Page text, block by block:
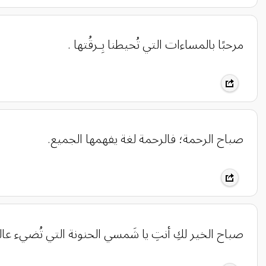
مرحبًا بالمساءات التي تُحيطنا بِـرقُتها .
صباح الرحمة؛ فالرحمة لغة يفهمها الجميع.
صباح الخير لكِ أنتِ يا شَمسي الحنونة التي تُضيء